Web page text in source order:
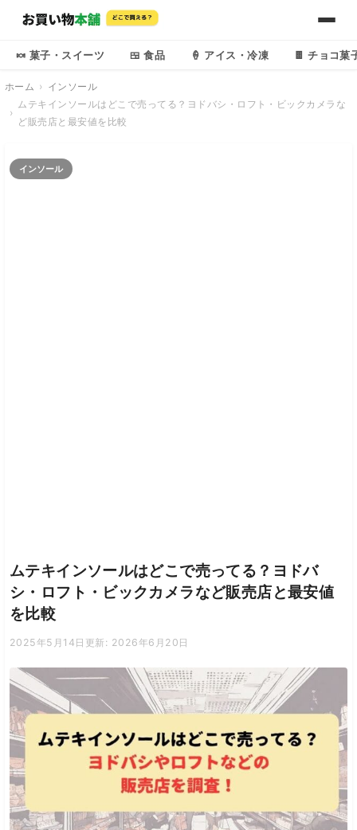
🍬 菓子・スイーツ 🍱 食品 🍦 アイス・冷凍 🍫 チョコ菓
ホーム
インソール
ムテキインソールはどこで売ってる？ヨドバシ・ロフト・ビックカメラな
ど販売店と最安値を比較
インソール
ムテキインソールはどこで売ってる？ヨドバ
シ・ロフト・ビックカメラなど販売店と最安値
を比較
2025年5月14日 更新: 2026年6月20日